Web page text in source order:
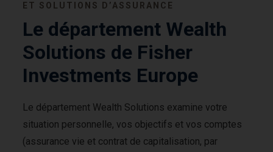
ET SOLUTIONS D’ASSURANCE
Le département Wealth
Solutions de Fisher
Investments Europe
Le département Wealth Solutions examine votre
situation personnelle, vos objectifs et vos comptes
(assurance vie et contrat de capitalisation, par